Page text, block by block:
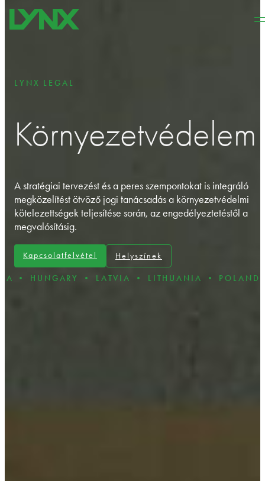
Ugrás a fő tartalomhoz
LYNX LEGAL
Környezetvédelem
A stratégiai tervezést és a peres szempontokat is integráló
megközelítést ötvöző jogi tanácsadás a környezetvédelmi
kötelezettségek teljesítése során, az engedélyeztetéstől a
megvalósításig.
Kapcsolatfelvétel Helyszínek
• LATVIA • LITHUANIA • POLAND •